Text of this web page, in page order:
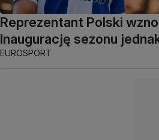
Reprezentant Polski
Inaugurację sezonu
EUROSPORT